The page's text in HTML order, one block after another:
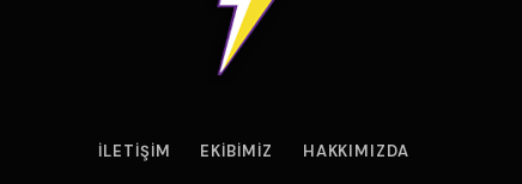
İLETIŞIM EKIBIMIZ HAKKIMIZDA